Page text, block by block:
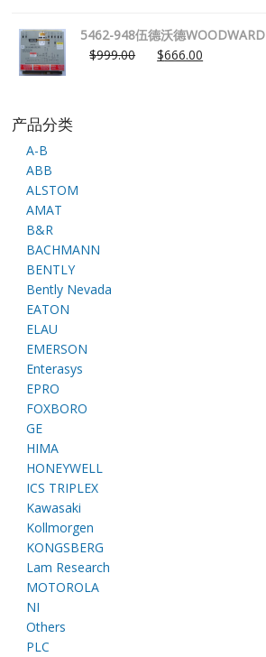
5462-948伍德沃德WOODWARD
$999.00 $666.00
产品分类
A-B
ABB
ALSTOM
AMAT
B&R
BACHMANN
BENTLY
Bently Nevada
EATON
ELAU
EMERSON
Enterasys
EPRO
FOXBORO
GE
HIMA
HONEYWELL
ICS TRIPLEX
Kawasaki
Kollmorgen
KONGSBERG
Lam Research
MOTOROLA
NI
Others
PLC